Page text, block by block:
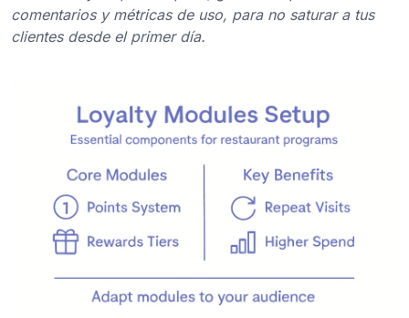
comentarios y métricas de uso, para no saturar a tus
clientes desde el primer día.